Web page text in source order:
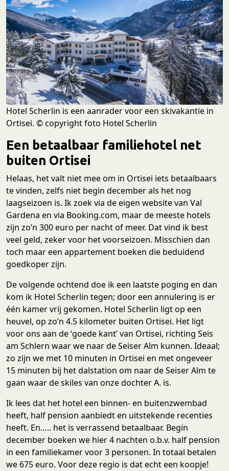
Hotel Scherlin is een aanrader voor een skivakantie in
Ortisei. © copyright foto Hotel Scherlin
Een betaalbaar familiehotel net
buiten Ortisei
Helaas, het valt niet mee om in Ortisei iets betaalbaars
te vinden, zelfs niet begin december als het nog
laagseizoen is. Ik zoek via de eigen website van Val
Gardena en via Booking.com, maar de meeste hotels
zijn zo’n 300 euro per nacht of meer. Dat vind ik best
veel geld, zeker voor het voorseizoen. Misschien dan
toch maar een appartement boeken die beduidend
goedkoper zijn.
De volgende ochtend doe ik een laatste poging en dan
kom ik Hotel Scherlin tegen; door een annulering is er
één kamer vrij gekomen. Hotel Scherlin ligt op een
heuvel, op zo’n 4.5 kilometer buiten Ortisei. Het ligt
voor ons aan de ‘goede kant’ van Ortisei, richting Seis
am Schlern waar we naar de Seiser Alm kunnen. Ideaal;
zo zijn we met 10 minuten in Ortisei en met ongeveer
15 minuten bij het dalstation om naar de Seiser Alm te
gaan waar de skiles van onze dochter A. is.
Ik lees dat het hotel een binnen- en buitenzwembad
heeft, half pension aanbiedt en uitstekende recenties
heeft. En….. het is verrassend betaalbaar. Begin
december boeken we hier 4 nachten o.b.v. half pension
in een familiekamer voor 3 personen. In totaal betalen
we 675 euro. Voor deze regio is dat echt een koopje!